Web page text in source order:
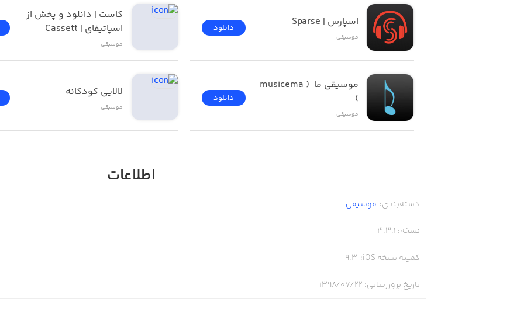
اسپارس | Sparse
موسیقی
دانلود
)
موسیقی
دانلود
اسپاتیفای | Cassett
موسیقی
لالایی کودکانه
موسیقی
اطلاعات
دسته‌بندی: موسیقی
نسخه:
3.3.1
کمینه نسخه iOS :
9.3
تاریخ بروزرسانی: ۱۳۹۸/۰۷/۲۲